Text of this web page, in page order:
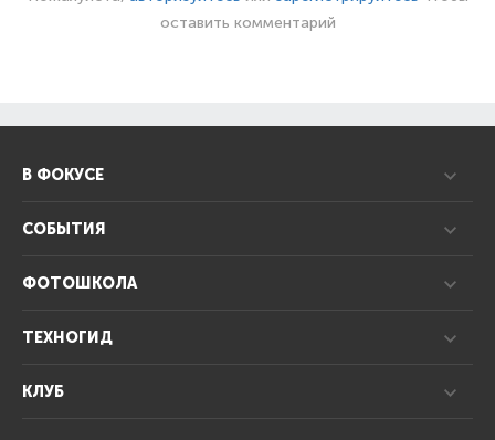
оставить комментарий
В ФОКУСЕ
СОБЫТИЯ
ФОТОШКОЛА
ТЕХНОГИД
КЛУБ